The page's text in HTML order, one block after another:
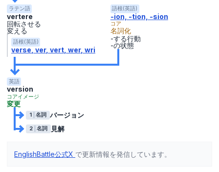
ラテン語
vertere
回転させる
変える
語根(英語)
verse ver vert wer wri
語根(英語)
-ion, -tion, -sion
コア
名詞化
-する行動
-の状態
英語
version
コアイメージ
変更
1 名詞 バージョン
2 名詞 見解
EnglishBattle公式X で更新情報を発信しています。